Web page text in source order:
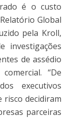
é o custo
Relatório Global
pela Kroll,
investigações
de assédio
“De
executivos
risco decidiram
parceiras